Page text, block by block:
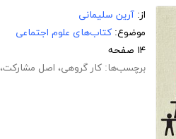
از: آرین سلیمانی
موضوع: کتاب‌های علوم اجتماعی
۱۴ صفحه
برچسب‌ها: کار گروهی، اصل مشارکت،